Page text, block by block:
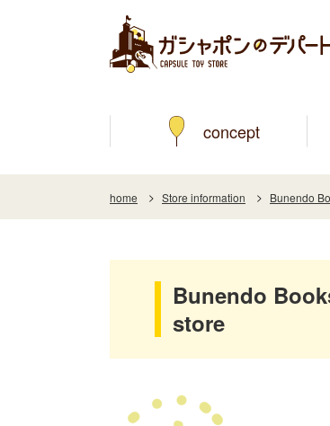
concept
home Store information Bunendo
Bunendo
store